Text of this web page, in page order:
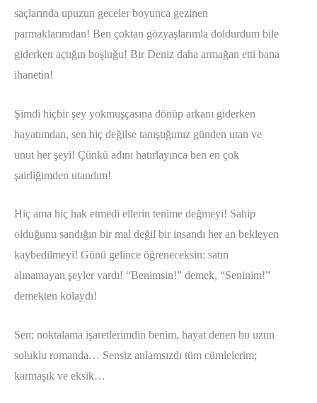
saçlarında upuzun geceler boyunca gezinen
parmaklarımdan! Ben çoktan gözyaşlarımla doldurdum bile
giderken açtığın boşluğu! Bir Deniz daha armağan etti bana
ihanetin!
Şimdi hiçbir şey yokmuşçasına dönüp arkanı giderken
hayatımdan, sen hiç değilse tanıştığımız günden utan ve
unut her şeyi! Çünkü adını hatırlayınca ben en çok
şairliğimden utandım!
Hiç ama hiç hak etmedi ellerin tenime değmeyi! Sahip
olduğunu sandığın bir mal değil bir insandı her an bekleyen
kaybedilmeyi! Günü gelince öğreneceksin: satın
alınamayan şeyler vardı! “Benimsin!” demek, “Seninim!”
demekten kolaydı!
Sen; noktalama işaretlerimdin benim, hayat denen bu uzun
soluklu romanda… Sensiz anlamsızdı tüm cümlelerim;
karmaşık ve eksik…